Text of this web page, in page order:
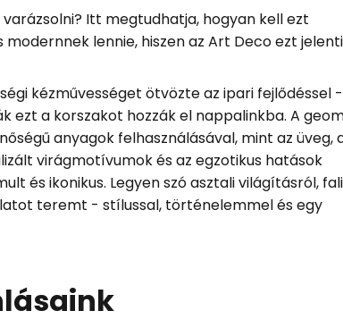
Itt megtudhatja, hogyan kell ezt
lennie, hiszen az Art Deco ezt
kézművességet ötvözte az ipari fejlődéssel
ezt a korszakot hozzák el nappalinkba. A
anyagok felhasználásával, mint az üveg,
virágmotívumok és az egzotikus hatások
és ikonikus. Legyen szó asztali világításról, fali
teremt - stílussal, történelemmel és egy